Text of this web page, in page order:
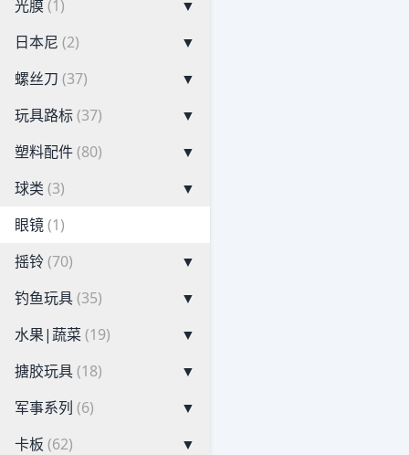
光膜(1)
▼
日本尼 (2)
▼
螺丝刀 (37)
▼
玩具路标(37)
▼
塑料配件(80)
▼
球类 (3)
▼
眼镜(1)
摇铃(70)
▼
钓鱼玩具(35)
▼
水果|蔬菜(19)
▼
搪胶玩具(18)
▼
军事系列 (6)
▼
卡板 (62)
▼